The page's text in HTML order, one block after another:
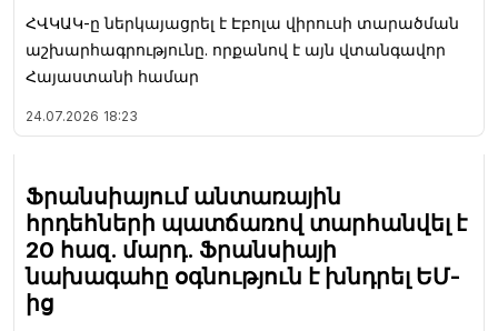
ՀՎԿԱԿ-ը ներկայացրել է Էբոլա վիրուսի տարածման
աշխարհագրությունը. որքանով է այն վտանգավոր
Հայաստանի համար
24.07.2026 18:23
Ֆրանսիայում անտառային
հրդեհների պատճառով տարհանվել է
20 հազ. մարդ. Ֆրանսիայի
նախագահը օգնություն է խնդրել ԵՄ-
ից